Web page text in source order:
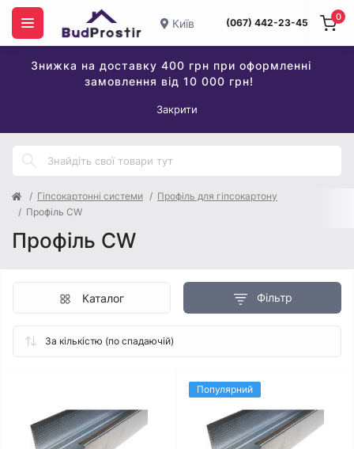
Київ (067) 442-23-45
Знижка на доставку 400 грн при оформленні
замовлення від 10 000 грн!
Закрити
0
Гіпсокартонні системи
Профіль для гіпсокартону
Профіль CW
Профіль CW
Фільтр
Каталог
Популярний